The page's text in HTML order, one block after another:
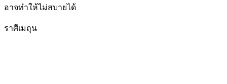
อาจทำให้ไม่สบายได้
ราศีเมถุน